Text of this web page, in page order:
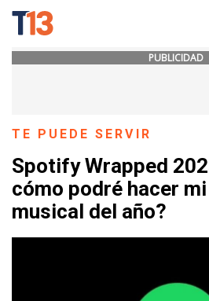
PUBLICIDAD
TE PUEDE SERVIR
Spotify Wrapped
cómo podré hacer
musical del año?